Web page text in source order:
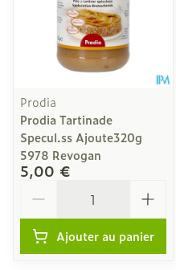
Prodia
Prodia Tartinade
Specul.ss Ajoute320g
5978 Revogan
5,00 €
Ajouter au panier